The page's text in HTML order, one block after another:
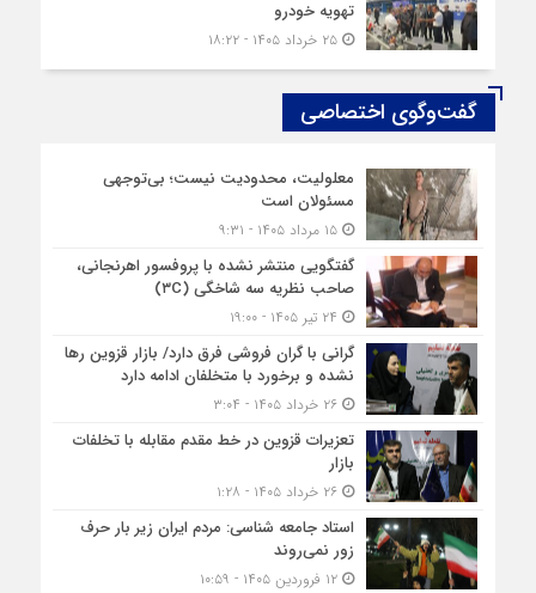
تهویه خودرو
۲۵ خرداد ۱۴۰۵ - ۱۸:۲۲
گفت‌وگوی اختصاصی
معلولیت، محدودیت نیست؛ بی‌توجهی
مسئولان است
۱۵ مرداد ۱۴۰۵ - ۹:۳۱
گفتگویی منتشر نشده با پروفسور اهرنجانی،
صاحب نظریه سه‌ شاخگی (۳C)
گرانی با گران‌ فروشی فرق دارد/ بازار قزوین رها
نشده و برخورد با متخلفان ادامه دارد
۲۶ خرداد ۱۴۰۵ - ۳:۰۴
تعزیرات قزوین در خط مقدم مقابله با تخلفات
بازار
۲۶ خرداد ۱۴۰۵ - ۱:۲۸
استاد جامعه شناسی: مردم ایران زیر بار حرف
زور نمی‌روند
۱۲ فروردین ۱۴۰۵ - ۱۰:۵۹